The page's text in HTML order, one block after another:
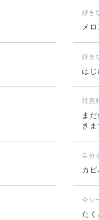
好き
メロ
好き
は
得意
ま
きま
自分
カピ
今シ
た